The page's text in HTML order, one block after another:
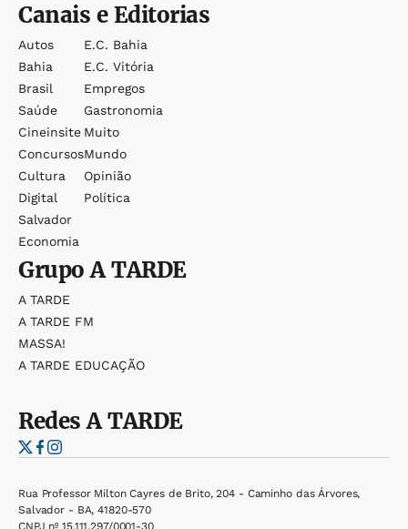
Canais e Editorias
Autos
Bahia
Brasil
Saúde
Cineinsite
Concursos
Cultura
Digital
Salvador
Economia
E.c. Bahia
E.c. Vitória
Empregos
Gastronomia
Muito
Mundo
Opinião
Política
GrupoA TARDE
A TARDE
A TARDE FM
MASSA!
A TARDE EDUCAÇÃO
RedesA TARDE
Rua Professor Milton Cayres de Brito, 204 - Caminho das Árvores,
Salvador - BA, 41820-570
CNPJ nº 15.111.297/0001-30